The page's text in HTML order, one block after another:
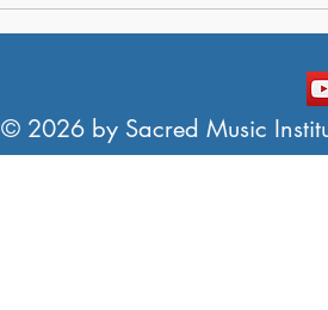
© 2026 by Sacred Music